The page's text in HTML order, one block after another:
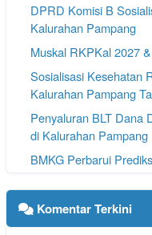
DPRD Komisi B
Kalurahan Pampang
Muskal RKPKal 2027
Sosialisasi Kesehatan
Kalurahan Pampang
Penyaluran BLT Dana
di Kalurahan Pampang
BMKG Perbarui
Kolaborasi Cegah
Warga
Komentar Terkini